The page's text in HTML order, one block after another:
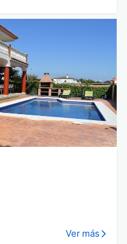
Ver más